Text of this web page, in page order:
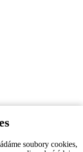
soubory cookies,